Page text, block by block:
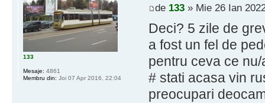
de 133» Mie 26 Ian
Deci? 5 zile de
a fost un fel de
pentru ceva ce
# stati acasa vin
preocupari
133
Mesaje: 4861
Membru din: Joi 07 Apr 2016, 22:04